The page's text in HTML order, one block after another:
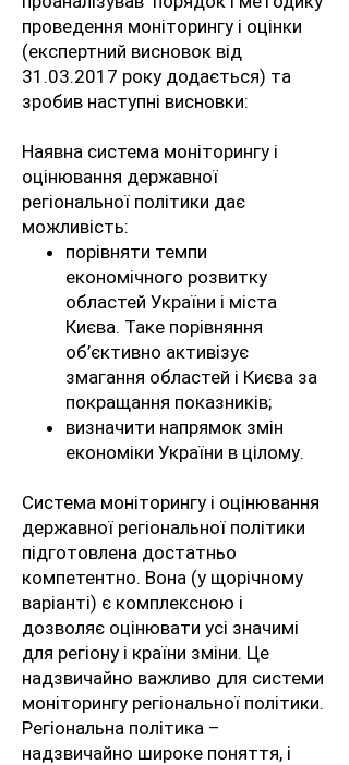
проведення моніторингу і оцінки
(експертний висновок від
31.03.2017 року додається) та
зробив наступні висновки:
Наявна система моніторингу і
оцінювання державної
регіональної політики дає
можливість:
порівняти темпи
економічного розвитку
областей України і міста
Києва. Таке порівняння
об’єктивно активізує
змагання областей і Києва за
покращання показників;
визначити напрямок змін
економіки України в цілому.
Система моніторингу і оцінювання
державної регіональної політики
підготовлена достатньо
компетентно. Вона (у щорічному
варіанті) є комплексною і
дозволяє оцінювати усі значимі
для регіону і країни зміни. Це
надзвичайно важливо для системи
моніторингу регіональної політики.
Регіональна політика –
надзвичайно широке поняття, і